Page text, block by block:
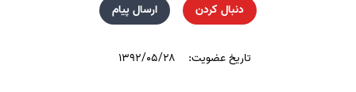
دنبال کردن ارسال پیام
تاریخ عضویت: ۱۳۹۲/۰۵/۲۸